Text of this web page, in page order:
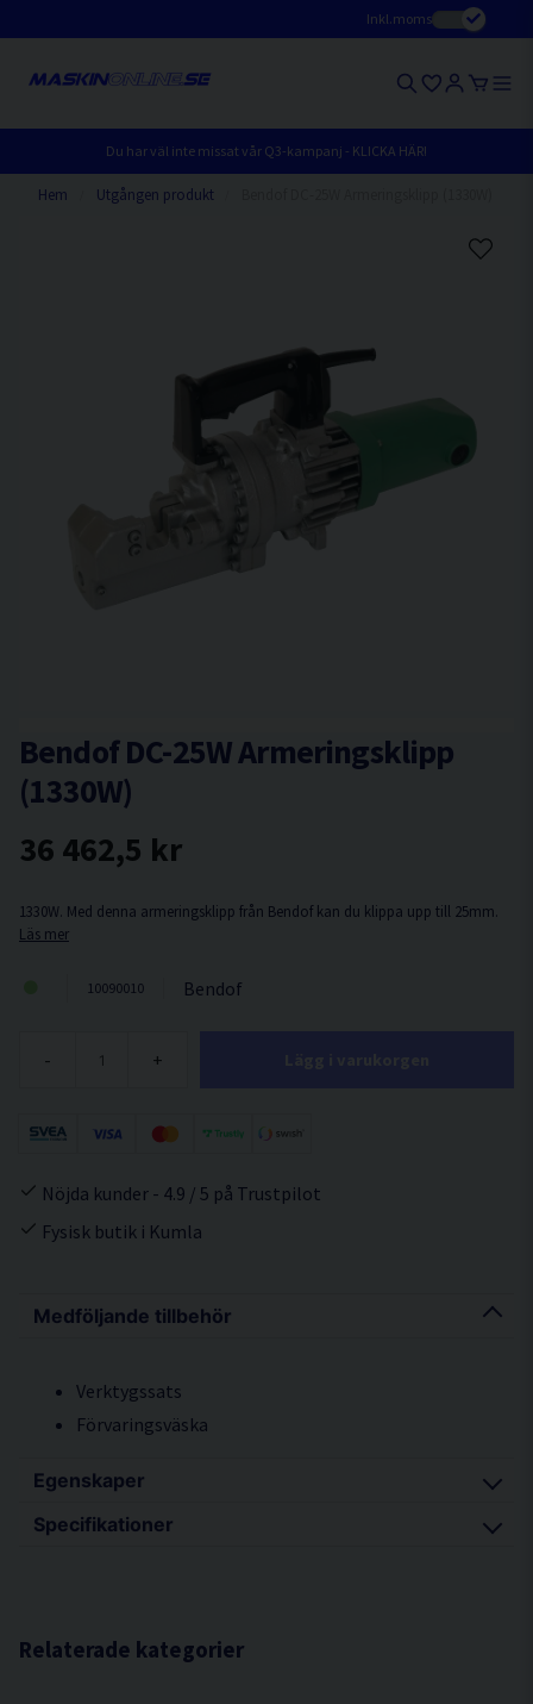
Inkl.moms
Du har väl inte missat vår Q3-kampanj - KLICKA HÄR!
Hem Utgången produkt
Medföljande tillbehör
Verktygssats
Förvaringsväska
Egenskaper
Metallkonstruktion
Klipper upp till 25 mm
Vändbara skär
Specifikationer
Klipphastighet ca. 4 sek
Relaterade kategorier
Bendof DC-25W Armeringsklipp
(1330W)
36 462,5 kr
1330W. Med denna armeringsklipp från Bendof kan du klippa upp till 25mm.
Läs mer
10090010 Bendof
- +
Nöjda kunder - 4.9 / 5 på Trustpilot
Fysisk butik i Kumla